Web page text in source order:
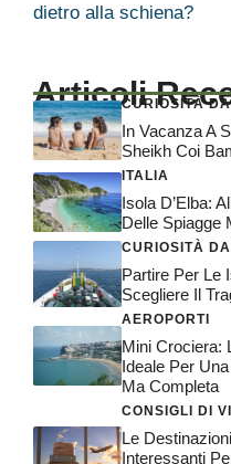
dietro alla schiena?
ArticoliCURIOSITÀ
In Vacanza A
Sheikh Coi
ITALIA
Isola D’Elba:
Delle Spiagge
CURIOSITÀ
Partire Per Le
Scegliere Il
AEROPORTI
Mini Crociera:
Ideale Per
Ma Completa
CONSIGLI DI
Le
Interessanti